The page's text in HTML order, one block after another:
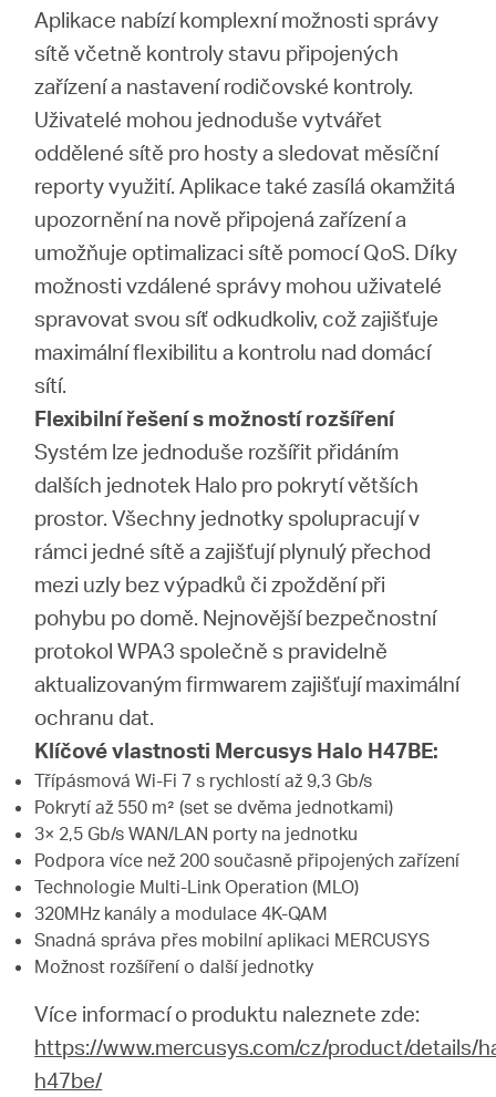
Aplikace nabízí komplexní možnosti správy
sítě včetně kontroly stavu připojených
zařízení a nastavení rodičovské kontroly.
Uživatelé mohou jednoduše vytvářet
oddělené sítě pro hosty a sledovat měsíční
reporty využití. Aplikace také zasílá okamžitá
upozornění na nově připojená zařízení a
umožňuje optimalizaci sítě pomocí QoS. Díky
možnosti vzdálené správy mohou uživatelé
spravovat svou síť odkudkoliv, což zajišťuje
maximální flexibilitu a kontrolu nad domácí
sítí.
Flexibilní řešení s možností rozšíření
Systém lze jednoduše rozšířit přidáním
dalších jednotek Halo pro pokrytí větších
prostor. Všechny jednotky spolupracují v
rámci jedné sítě a zajišťují plynulý přechod
mezi uzly bez výpadků či zpoždění při
pohybu po domě. Nejnovější bezpečnostní
protokol WPA3 společně s pravidelně
aktualizovaným firmwarem zajišťují maximální
ochranu dat.
Klíčové vlastnosti Mercusys Halo H47BE:
Třípásmová Wi-Fi 7 s rychlostí až 9,3 Gb/s
Pokrytí až 550 m² (set se dvěma jednotkami)
3× 2,5 Gb/s WAN/LAN porty na jednotku
Podpora více než 200 současně připojených zařízení
Technologie Multi-Link Operation (MLO)
320MHz kanály a modulace 4K-QAM
Snadná správa přes mobilní aplikaci MERCUSYS
Možnost rozšíření o další jednotky
Více informací o produktu naleznete zde:
https://www.mercusys.com/cz/product/details/
h47be/